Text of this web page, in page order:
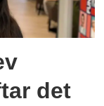
det